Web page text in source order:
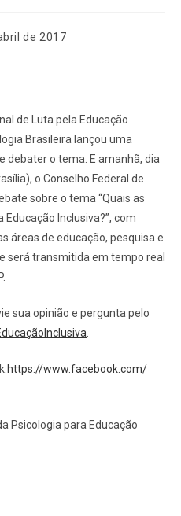
de 2017
de Luta pela Educação
Brasileira lançou uma
debater o tema. E amanhã, dia
o Conselho Federal de
sobre o tema “Quais as
Inclusiva?”, com
áreas de educação, pesquisa e
será transmitida em tempo real
sua opinião e pergunta pelo
https://www.facebook.com/
Psicologia para Educação